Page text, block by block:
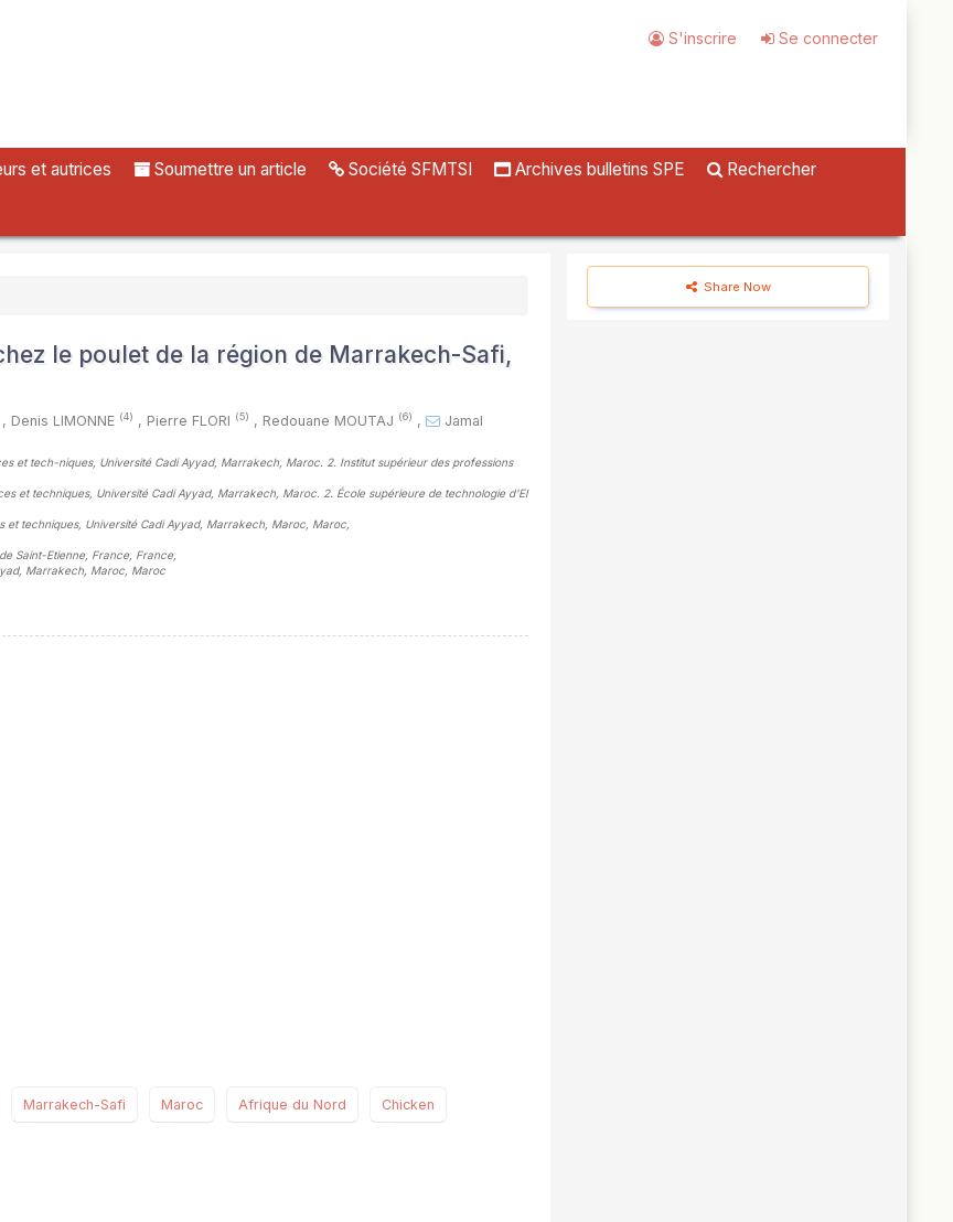
S'inscrire Se connecter
et autrices Soumettre un article Société SFMTSI Archives bulletins SPE Rechercher
le poulet de la région de Marrakech-Safi,
, Denis LIMONNE (4) , Pierre FLORI (5) , Redouane MOUTAJ (6) ,
Jamal
et tech-niques, Université Cadi Ayyad, Marrakech, Maroc. 2. Institut supérieur des professions
et techniques, Université Cadi Ayyad, Marrakech, Maroc. 2. École supérieure de technologie d'El
et techniques, Université Cadi Ayyad, Marrakech, Maroc, Maroc
Saint-Etienne, France, France,
Marrakech, Maroc, Maroc
Marrakech-Safi Maroc Afrique du Nord Chicken
Share Now